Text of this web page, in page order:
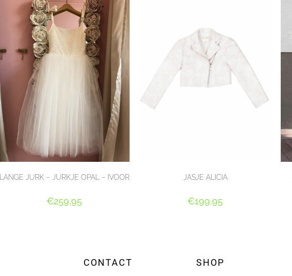
LANGE JURK – JURKJE OPAL – IVOOR
€259,95
JASJE ALICIA
€199,95
CONTACT SHOP